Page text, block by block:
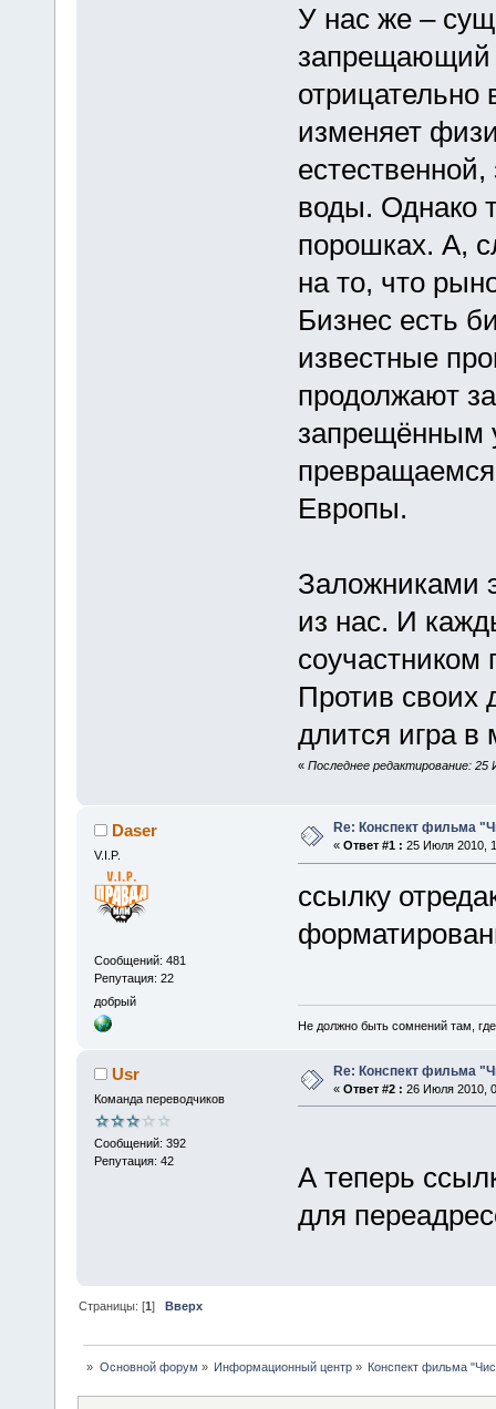
У нас же –
запрещающий
отрицательно
изменяет
воды. Однако
порошках. А,
на то, что
Бизнес есть
известные
продолжают
запрещённым
Европы.
Заложниками
из нас. И
соучастником
Против своих
длится игра в
« Последнее редактирование:
Daser
V.I.P.
Сообщений: 481
Репутация: 22
добрый
Re: Конспект фильма
« Ответ #1 : 25 Июля 2010,
ссылку
Не должно быть сомнений там,
Usr
Команда переводчиков
Сообщений: 392
Репутация: 42
Re: Конспект фильма
« Ответ #2 : 26 Июля 2010,
А теперь
для
Страницы: [1]Вверх
» Основной форум » Информационный центр» Конспект фильма